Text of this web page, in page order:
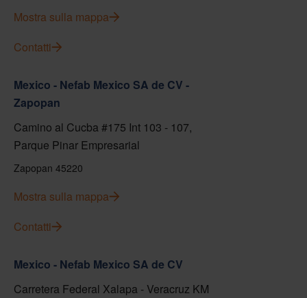
Mostra sulla mappa
Contatti
Mexico - Nefab Mexico SA de CV -
Zapopan
Camino al Cucba #175 Int 103 - 107,
Parque Pinar Empresarial
Zapopan 45220
Mostra sulla mappa
Contatti
Mexico - Nefab Mexico SA de CV
Carretera Federal Xalapa - Veracruz KM